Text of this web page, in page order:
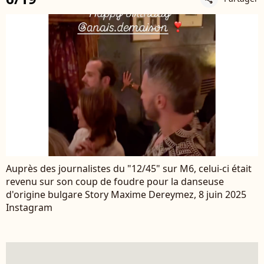
Auprès des journalistes du "12/45" sur M6, celui-ci était
revenu sur son coup de foudre pour la danseuse
d'origine bulgare Story Maxime Dereymez, 8 juin 2025
Instagram